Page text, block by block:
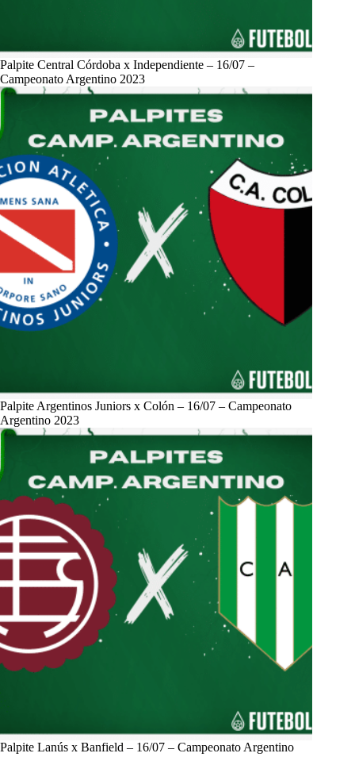
Palpite Central Córdoba x Independiente – 16/07 –
Campeonato Argentino 2023
Palpite Argentinos Juniors x Colón – 16/07 – Campeonato
Argentino 2023
Palpite Lanús x Banfield – 16/07 – Campeonato Argentino